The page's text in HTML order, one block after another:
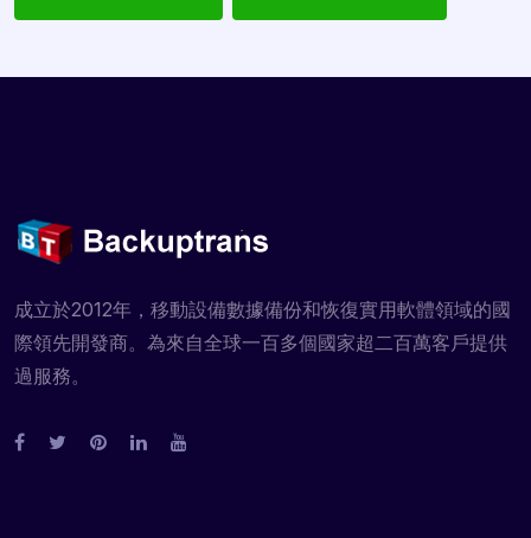
成立於2012年，移動設備數據備份和恢復實用軟體領域的國
際領先開發商。為來自全球一百多個國家超二百萬客戶提供
過服務。